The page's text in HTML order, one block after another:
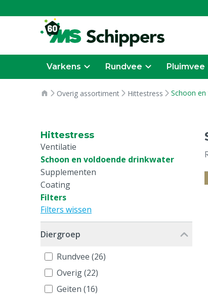
Varkens Rundvee Pluimvee
Overig assortiment Hittestress Schoon
Hittestress
Ventilatie
Schoon en voldoende drinkwater
Supplementen
Coating
Filters
Filters wissen
Diergroep
Rundvee (26)
Overig (22)
Geiten (16)